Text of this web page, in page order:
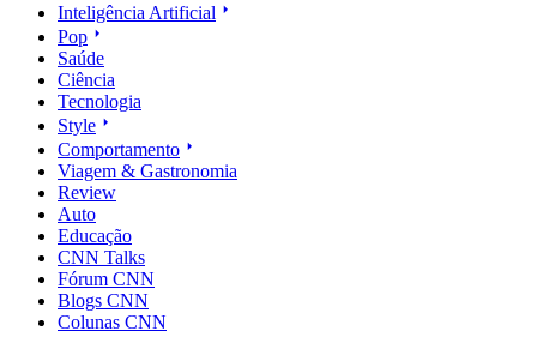
Inteligência Artificial
Pop
Saúde
Ciência
Tecnologia
Style
Comportamento
Viagem & Gastronomia
Review
Auto
Educação
CNN Talks
Fórum CNN
Blogs CNN
Colunas CNN